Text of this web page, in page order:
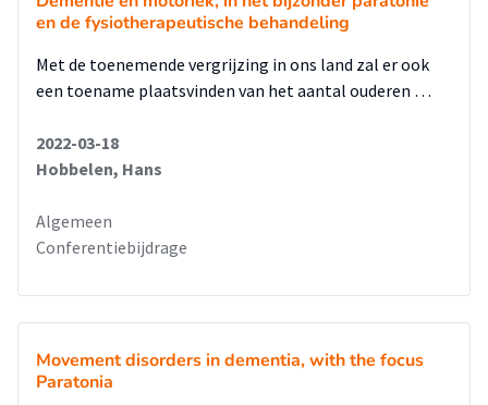
en de fysiotherapeutische behandeling
Met de toenemende vergrijzing in ons land zal er ook
een toename plaatsvinden van het aantal ouderen …
2022-03-18
Hobbelen, Hans
Algemeen
Conferentiebijdrage
Movement disorders in dementia, with the focus
Paratonia